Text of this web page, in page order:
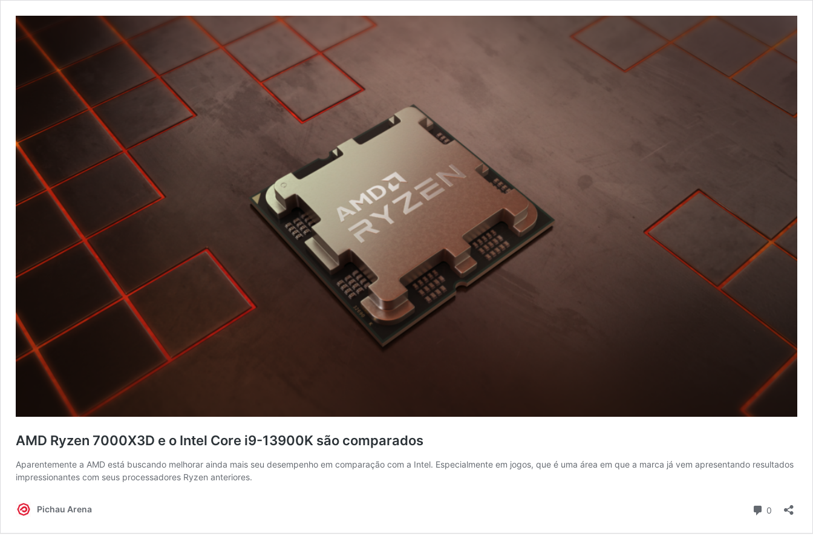
AMD Ryzen 7000X3D e o Intel Core i9-13900K são comparados
Aparentemente a AMD está buscando melhorar ainda mais seu desempenho em comparação com a Intel. Especialmente em jogos, que é uma área em que a marca já vem apresentando resultados
impressionantes com seus processadores Ryzen anteriores.
Pichau Arena 0